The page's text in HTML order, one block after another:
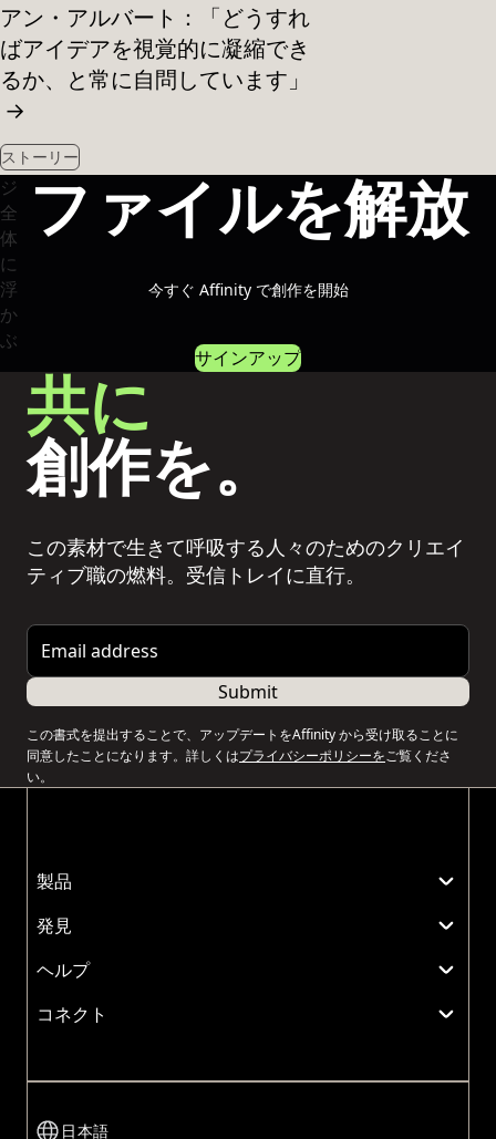
アン・アルバート：「どうすれ
ばアイデアを視覚的に凝縮でき
るか、と常に自問しています」
→
ストーリー
ファイルを解放
今すぐ Affinity で創作を開始
サインアップ
共に
創作を。
この素材で生きて呼吸する人々のためのクリエイ
ティブ職の燃料。受信トレイに直行。
Email address
Submit
この書式を提出することで、アップデートをAffinity から受け取ることに
同意したことになります。詳しくはプライバシーポリシーをご覧くださ
い。
製品
発見
ヘルプ
コネクト
日本語